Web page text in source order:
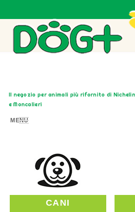
Il negozio per animali più rifornito di
e Moncalieri
MENU
CANI